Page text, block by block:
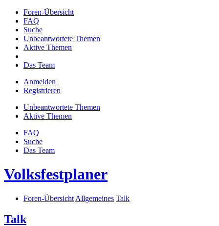
Foren-Übersicht
FAQ
Suche
Unbeantwortete Themen
Aktive Themen
Das Team
Anmelden
Registrieren
Unbeantwortete Themen
Aktive Themen
FAQ
Suche
Das Team
Volksfestplaner
Foren-Übersicht Allgemeines Talk
Talk